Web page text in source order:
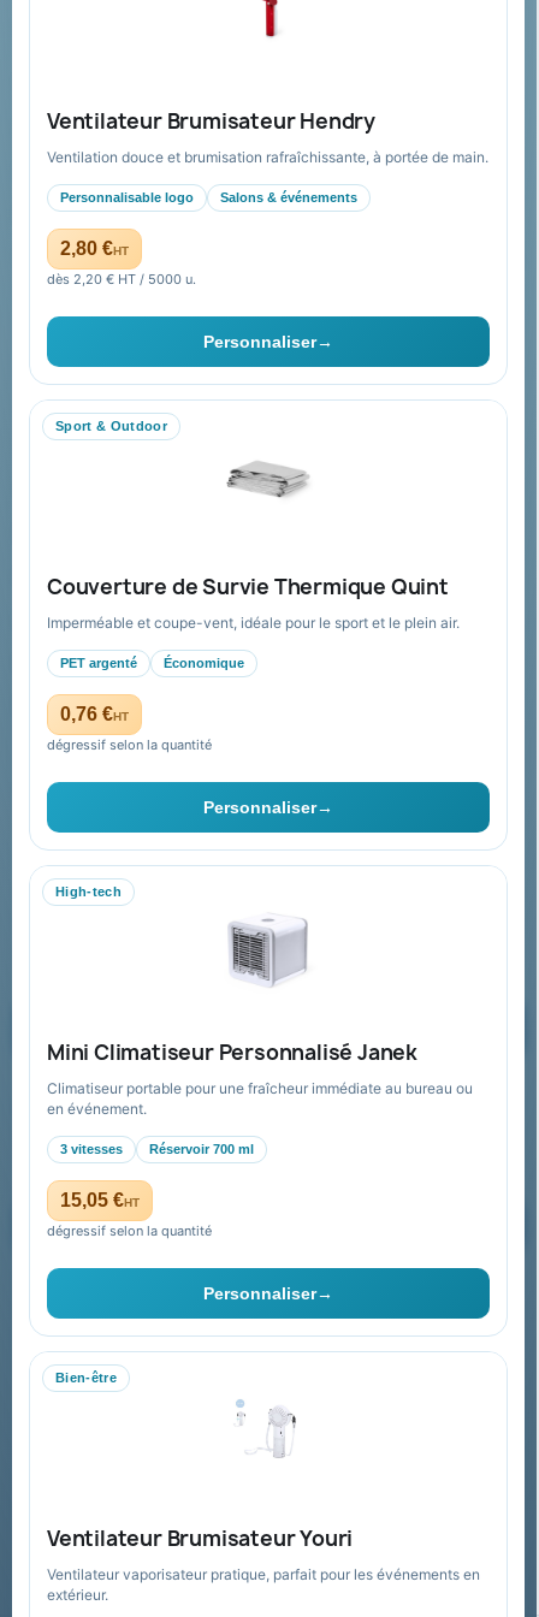
Ventilateur Brumisateur Hendry
Ventilation douce et brumisation rafraîchissante, à portée de main.
Personnalisable logo Salons & événements
2,80 €HT
dès 2,20 € HT / 5000 u.
Personnaliser→
Sport & Outdoor
Couverture de Survie Thermique Quint
Imperméable et coupe-vent, idéale pour le sport et le plein air.
PET argenté Économique
0,76 €HT
dégressif selon la quantité
Personnaliser→
High-tech
Mini Climatiseur Personnalisé Janek
Climatiseur portable pour une fraîcheur immédiate au bureau ou
en événement.
3 vitesses Réservoir 700 ml
15,05 €HT
dégressif selon la quantité
Personnaliser→
Bien-être
Ventilateur Brumisateur Youri
Ventilateur vaporisateur pratique, parfait pour les événements en
extérieur.
Nouveautés
Catalogue goodies
Cadeaux de fin d’année
À propos
Nos expertises &
accompagnement global
Ils nous ont fait confiance
Livraison
FAQ sur Promenoch Goodies Pub France
Conditions de retour
Paiement sécurisé
Plan du site
Contact & devis
06 09 53 17 41
WhatsApp
equipe@promenoch-goodies.com
Recevez nos offres spéciales
Vous pouvez vous désinscrire à tout moment. Vous trouverez pour
cela nos informations de contact dans les conditions d'utilisation du
site.
Collectivités & administrations
Devis, mandat administratif et facturation Chorus Pro